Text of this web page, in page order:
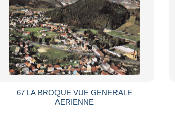
67 LA BROQUE VUE GENERALE
AERIENNE